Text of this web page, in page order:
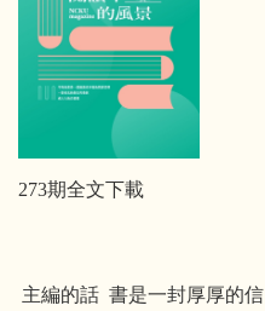
273期全文下載
主編的話 書是一封厚厚的信